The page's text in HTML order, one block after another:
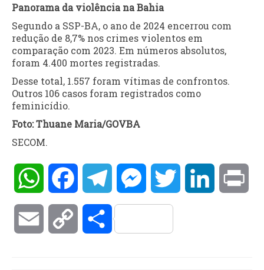
Panorama da violência na Bahia
Segundo a SSP-BA, o ano de 2024 encerrou com
redução de 8,7% nos crimes violentos em
comparação com 2023. Em números absolutos,
foram 4.400 mortes registradas.
Desse total, 1.557 foram vítimas de confrontos.
Outros 106 casos foram registrados como
feminicídio.
Foto: Thuane Maria/GOVBA
SECOM.
WhatsAppFacebookTelegramMessengerTwitter LinkedIn
Email Copy Compartilhar